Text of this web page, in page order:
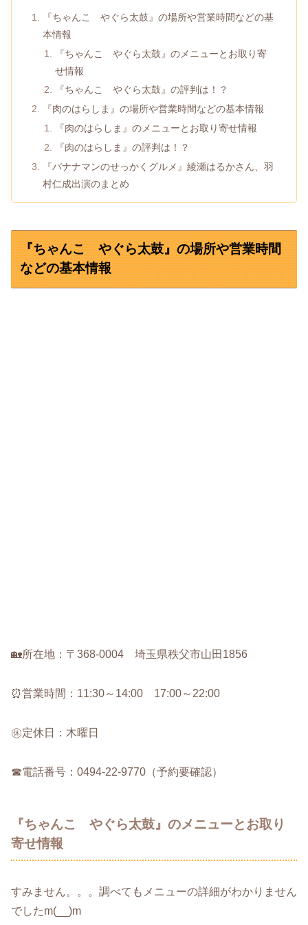
『ちゃんこ やぐら太鼓』の場所や営業時間などの基
本情報
『ちゃんこ やぐら太鼓』のメニューとお取り寄
せ情報
『ちゃんこ やぐら太鼓』の評判は！？
『肉のはらしま』の場所や営業時間などの基本情報
『肉のはらしま』のメニューとお取り寄せ情報
『肉のはらしま』の評判は！？
『バナナマンのせっかくグルメ』綾瀬はるかさん、羽
村仁成出演のまとめ
『ちゃんこ やぐら太鼓』の場所や営業時間
などの基本情報
🏡所在地：〒368-0004 埼玉県秩父市山田1856
⏰営業時間：11:30～14:00 17:00～22:00
㊡定休日：木曜日
☎電話番号：0494-22-9770（予約要確認）
『ちゃんこ やぐら太鼓』のメニューとお取り
寄せ情報
すみません。。。調べてもメニューの詳細がわかりません
でしたm(__)m